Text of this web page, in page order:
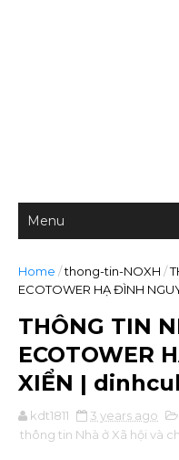
Home /thong-tin-NOXH /
ECOTOWER HẠ ĐÌNH
THÔNG TIN
ECOTOWER
XIỂN |
kdt1811 3 years ago
thông tin Nhà ở Xã hội và